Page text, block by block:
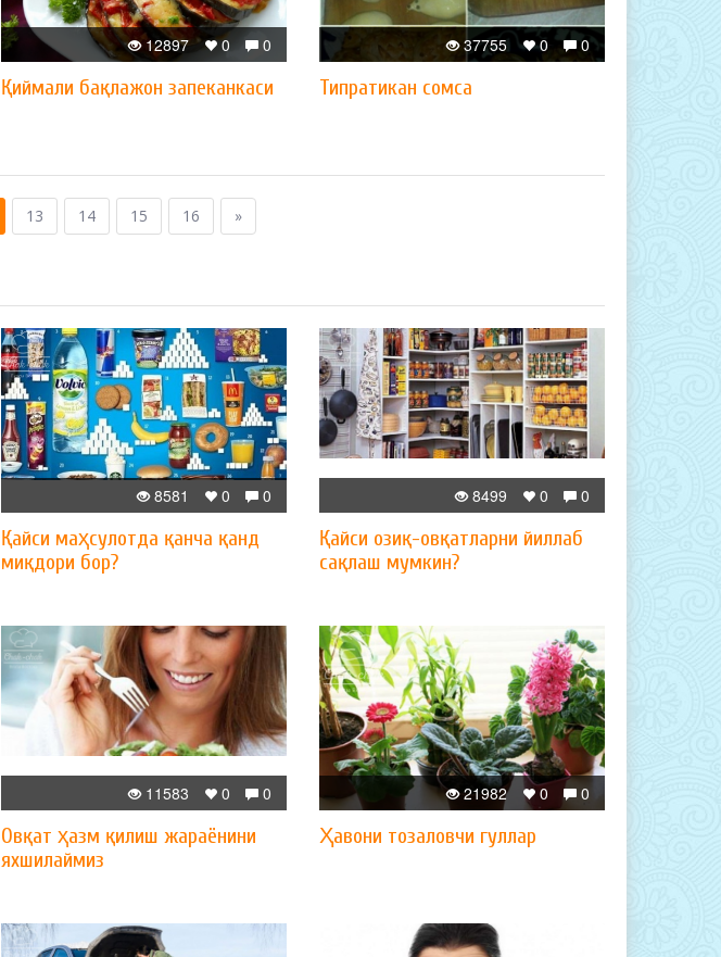
0
0
12897
Қиймали бақлажон запеканкаси
0
0
37755
Типратикан сомса
13 14 15 16 »
0
0
8581
Қайси маҳсулотда қанча қанд
миқдори бор?
0
0
8499
Қайси озиқ-овқатларни йиллаб
сақлаш мумкин?
0
0
11583
Овқат ҳазм қилиш жараёнини
яхшилаймиз
0
0
21982
Ҳавони тозаловчи гуллар